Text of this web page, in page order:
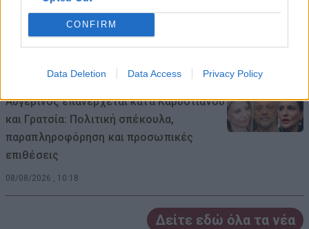
CONFIRM
Data Deletion Data Access Privacy Policy
ΣΥΦΩΕΛ: Χάθηκαν 153,74 εκατ. € για τις
μπαταρίες – Μεγάλη απώλεια για τις
μικρές επιχειρήσεις
Αυγερινός επανέρχεται κατά Καρυστιανού
και Γρατσία: Πολιτική σπέκουλα,
παραπληροφόρηση και προσωπικές
επιθέσεις
08/08/2026 , 10:18
Δείτε εδώ όλα τα νέα